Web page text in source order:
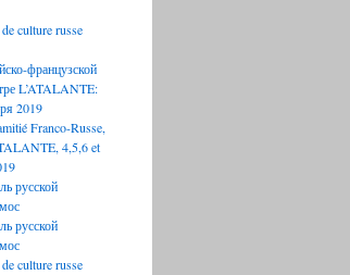
culture russe
французской
L’ATALANTE:
2019
Franco-Russe,
4,5,6 et
русской
русской
culture russe